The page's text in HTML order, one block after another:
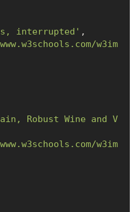
interrupted' ,
w3im
Robust Wine and V
w3im